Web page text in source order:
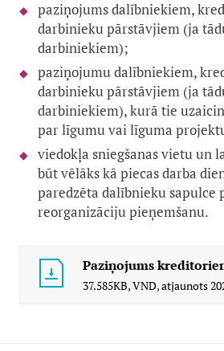
paziņojums dalībniekiem,
darbinieku pārstāvjiem (ja
darbiniekiem);
paziņojumu dalībniekiem,
darbinieku pārstāvjiem (ja
darbiniekiem), kurā tie
par līgumu vai līguma
viedokļa sniegšanas vietu un
būt vēlāks kā piecas darba
paredzēta dalībnieku sapulce
reorganizāciju pieņemšanu.
Paziņojums
37.585KB,VND,atjaunots